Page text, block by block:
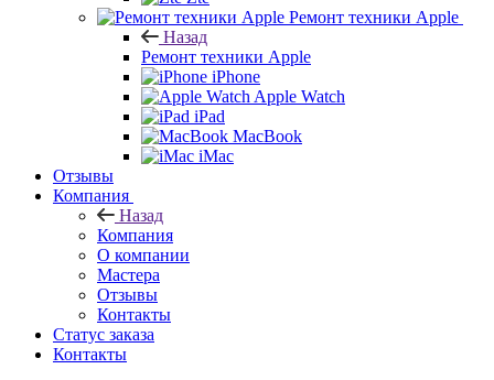
Ремонт техники Apple
Назад
Ремонт техники Apple
iPhone
Apple Watch
iPad
MacBook
iMac
Отзывы
Компания
Назад
Компания
О компании
Мастера
Отзывы
Контакты
Статус заказа
Контакты